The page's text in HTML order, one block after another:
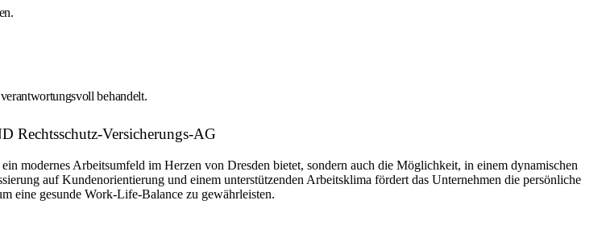
behandelt.
Rechtsschutz-Versicherungs-AG
modernes Arbeitsumfeld im Herzen von Dresden bietet, sondern auch die Möglichkeit, in einem dynamischen
auf Kundenorientierung und einem unterstützenden Arbeitsklima fördert das Unternehmen die persönliche
eine gesunde Work-Life-Balance zu gewährleisten.